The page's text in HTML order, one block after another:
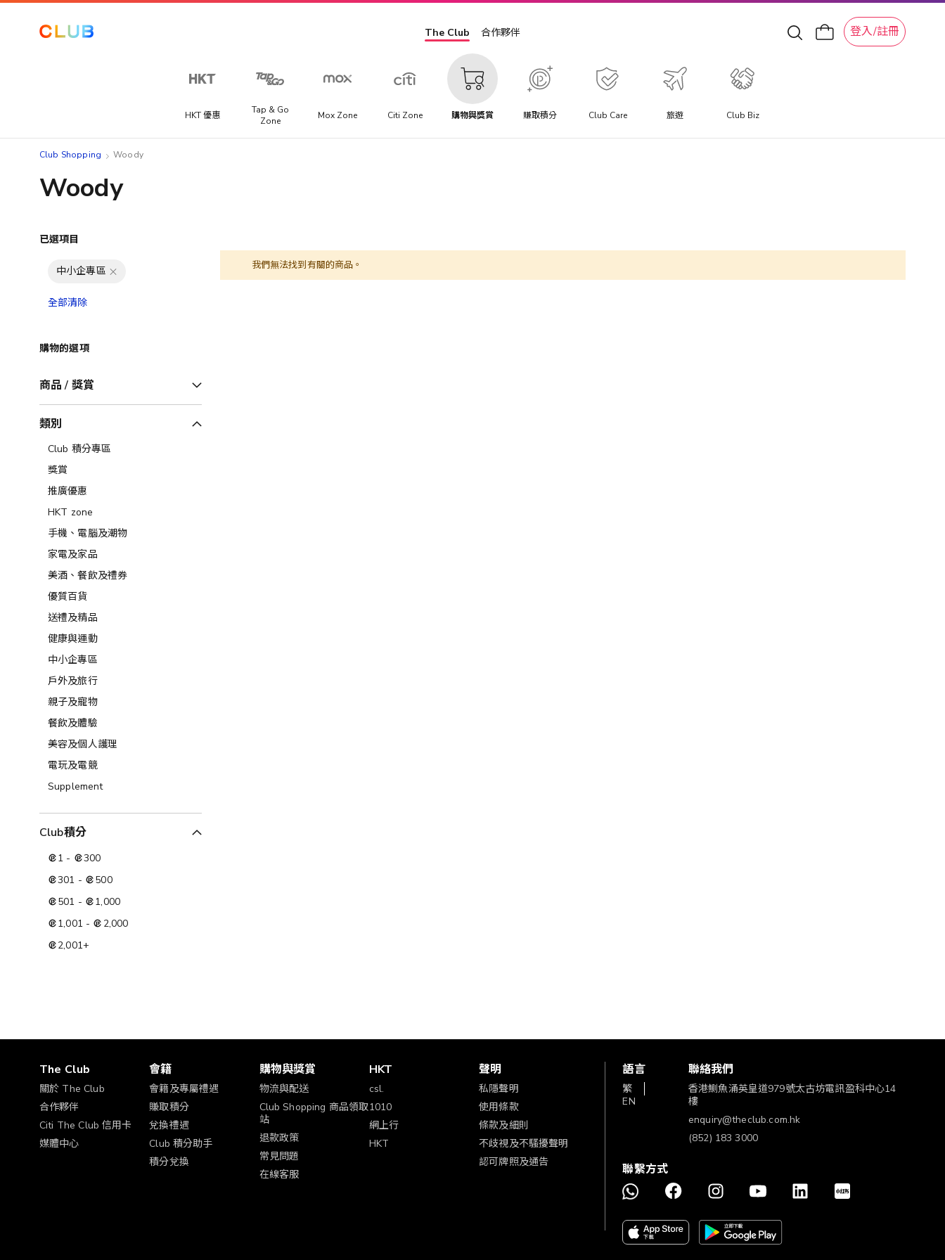
The Club 合作夥伴 登入/註冊
HKT 優惠
Tap & Go
Zone
Mox Zone Citi Zone 購物與獎賞 賺取積分 Club Care 旅遊 Club Biz
Club Shopping Woody
Woody
我們無法找到有關的商品。
已選項目
中小企專區
全部清除
購物的選項
商品 / 獎賞
類別
Club 積分專區
獎賞
推廣優惠
HKT zone
手機、電腦及潮物
家電及家品
美酒、餐飲及禮券​
優質百貨
送禮及精品
健康與運動
中小企專區
戶外及旅行
親子及寵物
餐飲及體驗
美容及個人護理​
電玩及電競
Supplement
Club積分
1 -
300
301 -
500
501 -
1,000
1,001 -
2,000
2,001+
The Club
關於 The Club
合作夥伴
Citi The Club 信用卡
媒體中心
會籍
會籍及專屬禮遇
賺取積分
兌換禮遇
Club 積分助手
積分兌換
購物與獎賞
物流與配送
Club Shopping 商品領取
站
退款政策
常見問題
在線客服
HKT
csl.
1010
網上行
HKT
聲明
私隱聲明
使用條款
條款及細則
不歧視及不騷擾聲明
認可牌照及通告
語言
繁
EN
聯絡我們
香港鰂魚涌英皇道979號太古坊電訊盈科中心14
樓
enquiry@theclub.com.hk
(852) 183 3000
聯繫方式